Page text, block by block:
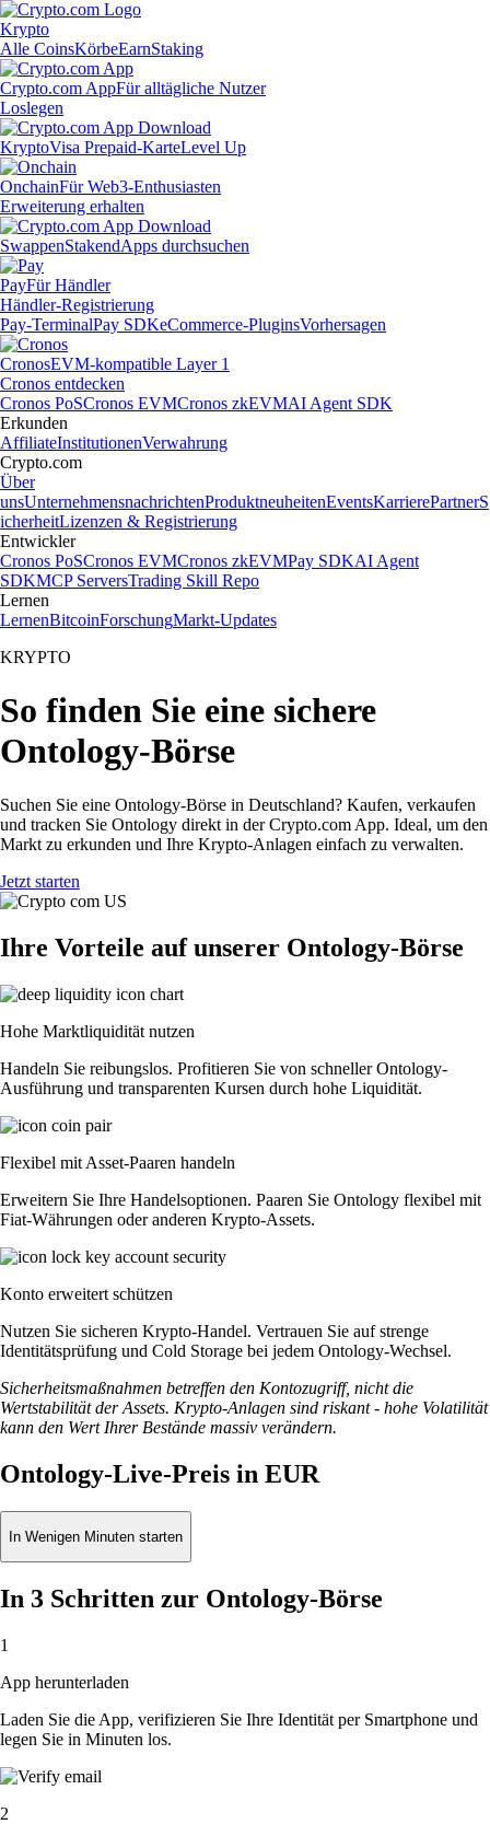
Krypto
Alle CoinsKörbeEarnStaking
Crypto.com AppFür alltägliche Nutzer
Loslegen
KryptoVisa Prepaid-KarteLevel Up
OnchainFür Web3-Enthusiasten
Erweiterung erhalten
SwappenStakendApps durchsuchen
PayFür Händler
Händler-Registrierung
Pay-TerminalPay SDKeCommerce-PluginsVorhersagen
CronosEVM-kompatible Layer 1
Cronos entdecken
Cronos PoSCronos EVMCronos zkEVMAI Agent SDK
Erkunden
AffiliateInstitutionenVerwahrung
Crypto.com
Über
unsUnternehmensnachrichtenProduktneuheitenEventsKarrierePartnerS
icherheitLizenzen & Registrierung
Entwickler
Cronos PoSCronos EVMCronos zkEVMPay SDKAI Agent
SDKMCP ServersTrading Skill Repo
Lernen
LernenBitcoinForschungMarkt-Updates
KRYPTO
So finden Sie eine sichere
Ontology-Börse
Suchen Sie eine Ontology-Börse in Deutschland? Kaufen, verkaufen
und tracken Sie Ontology direkt in der Crypto.com App. Ideal, um den
Markt zu erkunden und Ihre Krypto-Anlagen einfach zu verwalten.
Jetzt starten
Ihre Vorteile auf unserer Ontology-Börse
Hohe Marktliquidität nutzen
Handeln Sie reibungslos. Profitieren Sie von schneller Ontology-
Ausführung und transparenten Kursen durch hohe Liquidität.
Flexibel mit Asset-Paaren handeln
Erweitern Sie Ihre Handelsoptionen. Paaren Sie Ontology flexibel mit
Fiat-Währungen oder anderen Krypto-Assets.
Konto erweitert schützen
Nutzen Sie sicheren Krypto-Handel. Vertrauen Sie auf strenge
Identitätsprüfung und Cold Storage bei jedem Ontology-Wechsel.
Sicherheitsmaßnahmen betreffen den Kontozugriff, nicht die
Wertstabilität der Assets. Krypto-Anlagen sind riskant - hohe Volatilität
kann den Wert Ihrer Bestände massiv verändern.
Ontology-Live-Preis in EUR
In Wenigen Minuten starten
In 3 Schritten zur Ontology-Börse
1
App herunterladen
Laden Sie die App, verifizieren Sie Ihre Identität per Smartphone und
legen Sie in Minuten los.
2